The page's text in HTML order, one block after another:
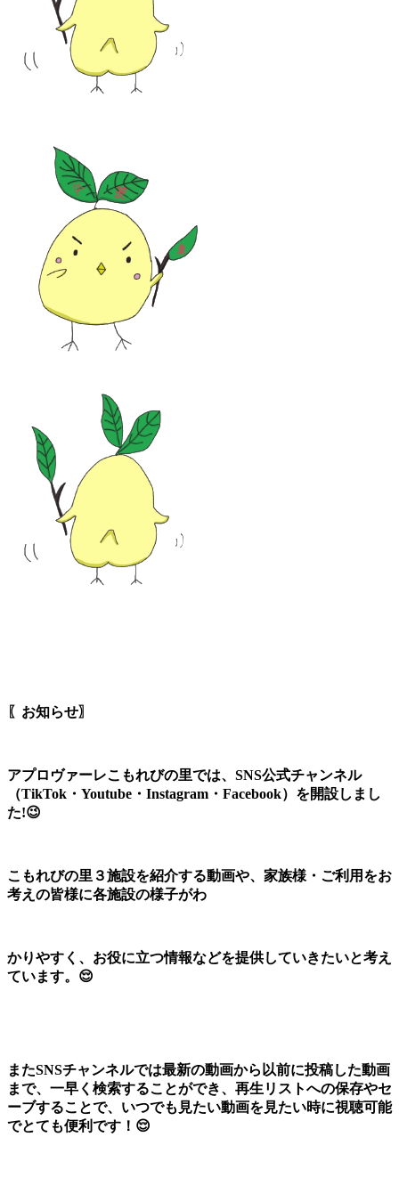
〖お知らせ〗
アプロヴァーレこもれびの里では、SNS公式チャンネル
（TikTok・Youtube・Instagram・Facebook）を開設しまし
た!😉
こもれびの里３施設を紹介する動画や、家族様・ご利用をお
考えの皆様に各施設の様子がわ
かりやすく、お役に立つ情報などを提供していきたいと考え
ています。😌
またSNSチャンネルでは最新の動画から以前に投稿した動画
まで、一早く検索することができ、再生リストへの保存やセ
ーブすることで、いつでも見たい動画を見たい時に視聴可能
でとても便利です！😌